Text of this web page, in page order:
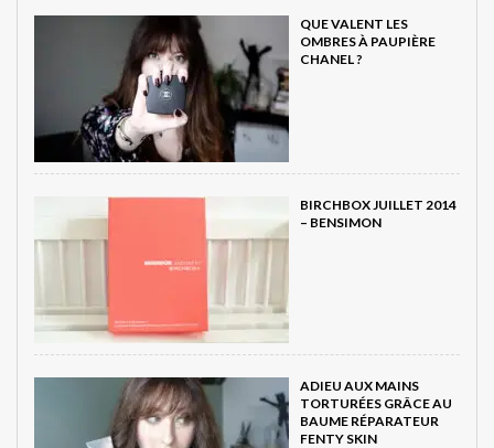
QUE VALENT LES
OMBRES À PAUPIÈRE
CHANEL ?
BIRCHBOX JUILLET 2014
– BENSIMON
ADIEU AUX MAINS
TORTURÉES GRÂCE AU
BAUME RÉPARATEUR
FENTY SKIN